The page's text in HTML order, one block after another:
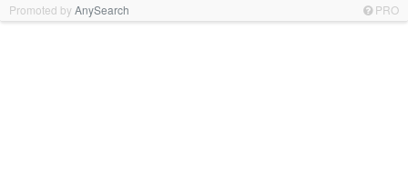
Promoted byAnySearch PRO